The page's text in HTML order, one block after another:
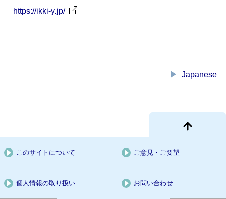
https://ikki-y.jp/
play_arrow Japanese
このサイトについて ご意見・ご要望
個人情報の取り扱い お問い合わせ